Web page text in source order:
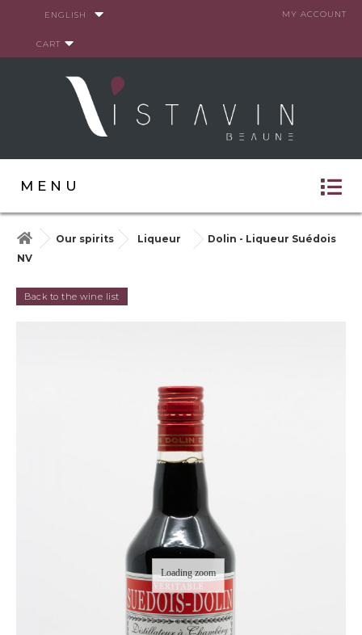
MY ACCOUNT
ENGLISH
CART
MENU
Our spirits Liqueur
Dolin - Liqueur Suédois
NV
Back to the wine list
Loading zoom